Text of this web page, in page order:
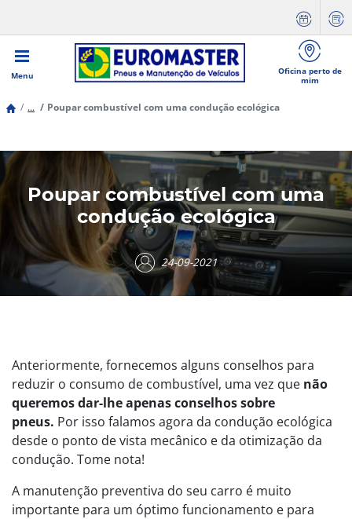
Menu
Oficina perto de
mim
... Poupar combustível com uma condução ecológica
Poupar combustível com uma
condução ecológica
24-09-2021
Anteriormente, fornecemos alguns conselhos para
reduzir o consumo de combustível, uma vez que não
queremos dar-lhe apenas conselhos sobre
pneus. Por isso falamos agora da condução ecológica
desde o ponto de vista mecânico e da otimização da
condução. Tome nota!
A manutenção preventiva do seu carro é muito
importante para um óptimo funcionamento e para